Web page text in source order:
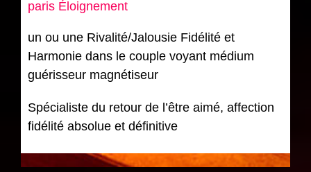
paris Éloignement
un ou une Rivalité/Jalousie Fidélité et
Harmonie dans le couple voyant médium
guérisseur magnétiseur
Spécialiste du retour de l’être aimé, affection
fidélité absolue et définitive